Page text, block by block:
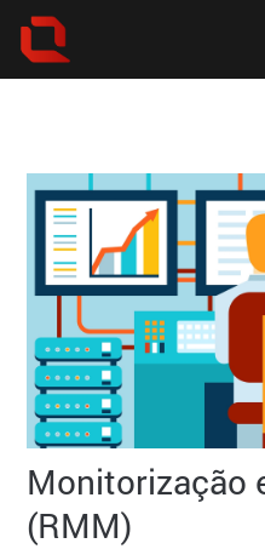
Monitorização
(RMM)